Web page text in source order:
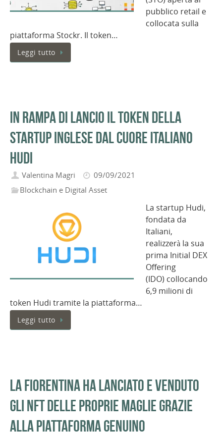
pubblico retail e
collocata sulla
piattaforma Stockr. Il token…
Leggi tutto
In rampa di lancio il token della
startup inglese dal cuore italiano
Hudi
Valentina Magri
09/09/2021
Blockchain e Digital Asset
La startup Hudi,
fondata da
Italiani,
realizzerà la sua
prima Initial DEX
Offering
(IDO) collocando
6,9 milioni di
token Hudi tramite la piattaforma…
Leggi tutto
La Fiorentina ha lanciato e venduto
gli NFT delle proprie maglie grazie
alla piattaforma Genuino